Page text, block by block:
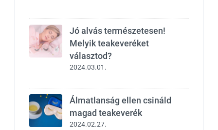
Jó alvás természetesen!
Melyik teakeveréket
választod?
2024.03.01.
Álmatlanság ellen csináld
magad teakeverék
2024.02.27.